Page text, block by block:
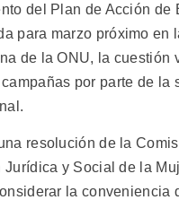
del Plan de Acción de
para marzo próximo en
de la ONU, la cuestión
por parte de la
resolución de la
Jurídica y Social de la
la conveniencia